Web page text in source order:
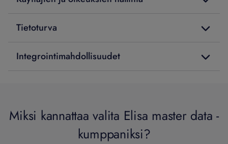
Tietoturva
Integrointimahdollisuudet
Miksi kannattaa valita Elisa master data -
kumppaniksi?